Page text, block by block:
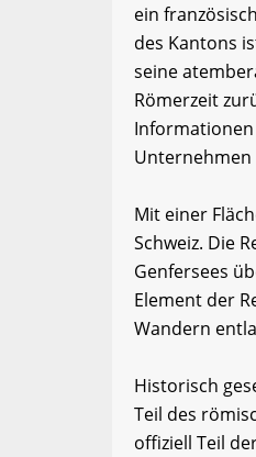
ein
des Kantons
seine
Römerzeit
Informationen
Unternehmen
Mit einer
Schweiz. Die
Genfersees
Element der
Wandern
Historisch
Teil des
offiziell Teil